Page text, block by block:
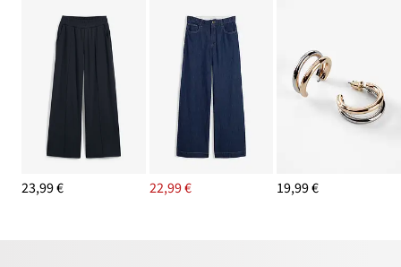
23,99 € 22,99 € 19,99 €